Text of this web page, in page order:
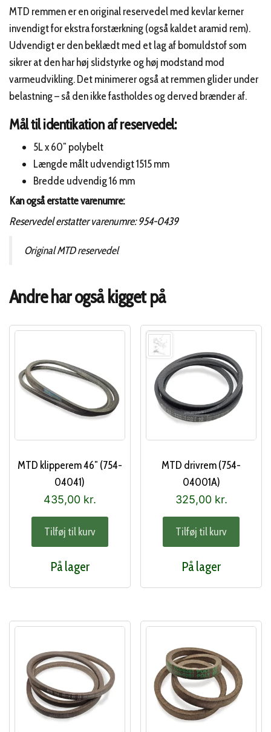
MTD remmen er en original reservedel med kevlar kerner
invendigt for ekstra forstærkning (også kaldet aramid rem).
Udvendigt er den beklædt med et lag af bomuldstof som
sikrer at den har høj slidstyrke og høj modstand mod
varmeudvikling. Det minimerer også at remmen glider under
belastning – så den ikke fastholdes og derved brænder af.
Mål til identikation af reservedel:
5L x 60″ polybelt
Længde målt udvendigt 1515 mm
Bredde udvendig 16 mm
Kan også erstatte varenumre:
Reservedel erstatter varenumre: 954-0439
Original MTD reservedel
Andre har også kigget på
MTD klipperem 46″ (754-
04041)
435,00 kr.
Tilføj til kurv
På lager
MTD drivrem (754-
04001A)
325,00 kr.
Tilføj til kurv
På lager